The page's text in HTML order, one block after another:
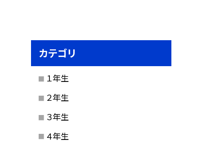
カテゴリ
１年生
２年生
３年生
４年生